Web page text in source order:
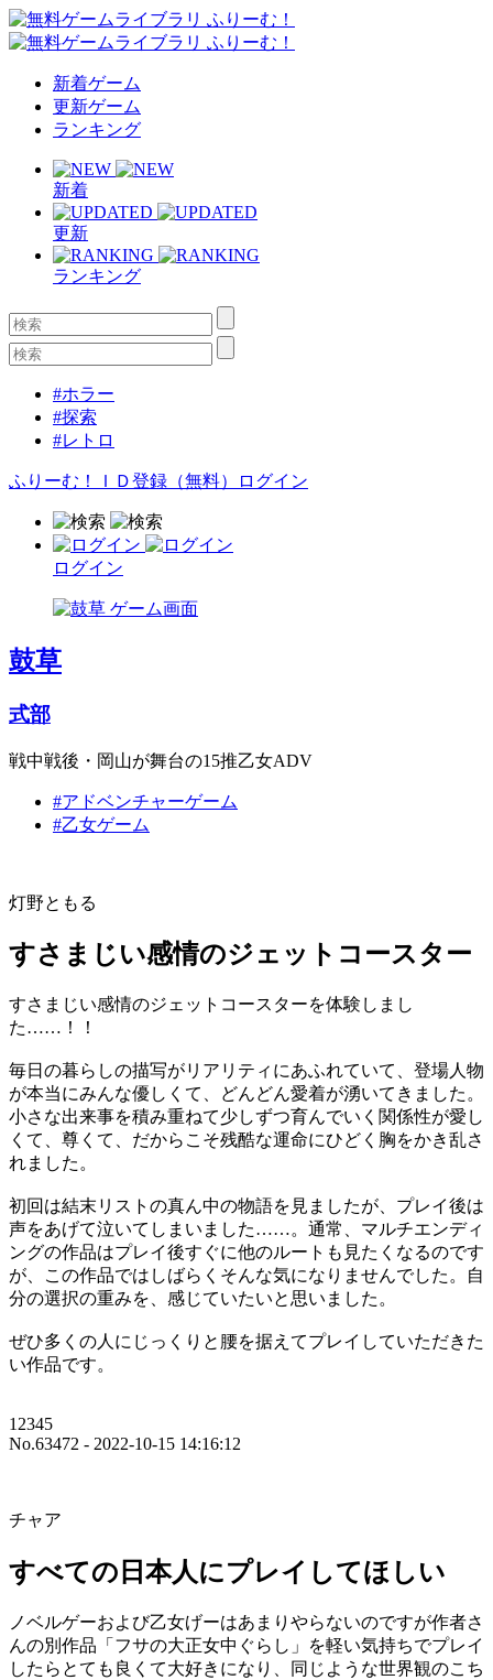
新着ゲーム
更新ゲーム
ランキング
新着
更新
ランキング
#ホラー
#探索
#レトロ
ふりーむ！ＩＤ登録（無料） ログイン
ログイン
鼓草
式部
戦中戦後・岡山が舞台の15推乙女ADV
#アドベンチャーゲーム
#乙女ゲーム
灯野ともる
すさまじい感情のジェットコースター
すさまじい感情のジェットコースターを体験しまし
た……！！
毎日の暮らしの描写がリアリティにあふれていて、登場人物
が本当にみんな優しくて、どんどん愛着が湧いてきました。
小さな出来事を積み重ねて少しずつ育んでいく関係性が愛し
くて、尊くて、だからこそ残酷な運命にひどく胸をかき乱さ
れました。
初回は結末リストの真ん中の物語を見ましたが、プレイ後は
声をあげて泣いてしまいました……。通常、マルチエンディ
ングの作品はプレイ後すぐに他のルートも見たくなるのです
が、この作品ではしばらくそんな気になりませんでした。自
分の選択の重みを、感じていたいと思いました。
ぜひ多くの人にじっくりと腰を据えてプレイしていただきた
い作品です。
12345
No.63472 - 2022-10-15 14:16:12
チャア
すべての日本人にプレイしてほしい
ノベルゲーおよび乙女げーはあまりやらないのですが作者さ
んの別作品「フサの大正女中ぐらし」を軽い気持ちでプレイ
したらとても良くて大好きになり、同じような世界観のこち